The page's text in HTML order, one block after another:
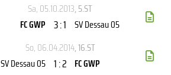
Sa, 05.10.2013, 5.ST
FC GWP 3 : 1 SV Dessau 05
So, 06.04.2014, 16.ST
SV Dessau 05 1 : 2 FC GWP